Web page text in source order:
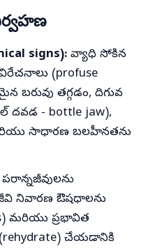
signs): వ్యాధి సోకిన
(profuse
బరువు తగ్గడం, దిగువ
దవడ - bottle jaw),
సాధారణ బలహీనతను
పరాన్నజీవులను
నివారణ ఔషధాలను
మరియు ప్రభావిత
(rehydrate) చేయడానికి